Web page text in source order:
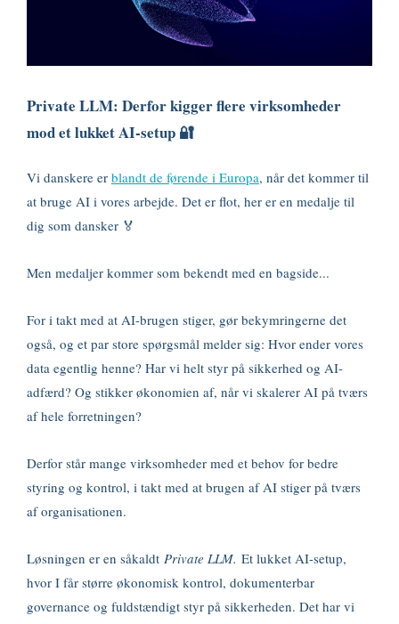
Private LLM: Derfor kigger flere virksomheder
mod et lukket AI-setup 🔐
Vi danskere er blandt de førende i Europa, når det kommer til
at bruge AI i vores arbejde. Det er flot, her er en medalje til
dig som dansker 🏅
Men medaljer kommer som bekendt med en bagside...
For i takt med at AI-brugen stiger, gør bekymringerne det
også, og et par store spørgsmål melder sig: Hvor ender vores
data egentlig henne? Har vi helt styr på sikkerhed og AI-
adfærd? Og stikker økonomien af, når vi skalerer AI på tværs
af hele forretningen?
Derfor står mange virksomheder med et behov for bedre
styring og kontrol, i takt med at brugen af AI stiger på tværs
af organisationen.
Løsningen er en såkaldt Private LLM. Et lukket AI-setup,
hvor I får større økonomisk kontrol, dokumenterbar
governance og fuldstændigt styr på sikkerheden. Det har vi